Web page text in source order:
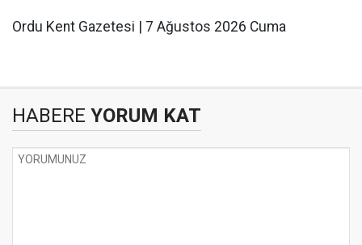
Ordu Kent Gazetesi | 7 Ağustos 2026 Cuma
HABERE YORUM KAT